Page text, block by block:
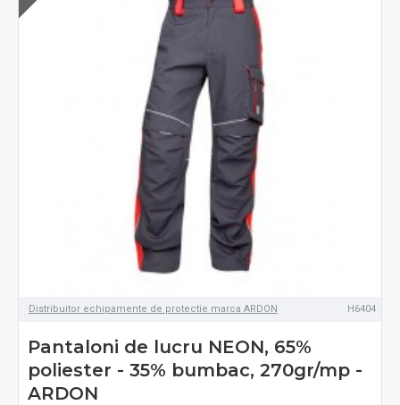
Distribuitor echipamente de protectie marca ARDON H6404
Pantaloni de lucru NEON, 65%
poliester - 35% bumbac, 270gr/mp -
ARDON